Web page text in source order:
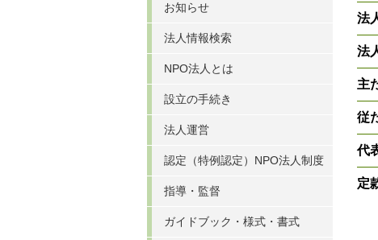
法
法
主
従
代
定
お知らせ
法人情報検索
NPO法人とは
設立の手続き
法人運営
認定（特例認定）NPO法人制度
指導・監督
ガイドブック・様式・書式